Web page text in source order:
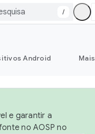
/
Android Mais
e garantir a
no AOSP no